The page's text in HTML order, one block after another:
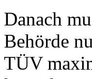
Danach
Behörde
TÜV